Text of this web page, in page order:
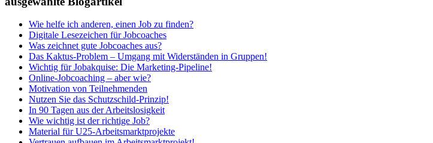
Wie helfe ich anderen, einen Job zu finden?
Digitale Lesezeichen für Jobcoaches
Was zeichnet gute Jobcoaches aus?
Das Kaktus-Problem – Umgang mit Widerständen in Gruppen!
Wichtig für Jobakquise: Die Marketing-Pipeline!
Online-Jobcoaching – aber wie?
Motivation von Teilnehmenden
Nutzen Sie das Schutzschild-Prinzip!
In 90 Tagen aus der Arbeitslosigkeit
Wie wichtig ist der richtige Job?
Material für U25-Arbeitsmarktprojekte